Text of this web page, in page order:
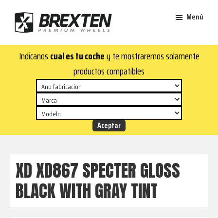
contenido
principal
de
página
Brexten
aluminio
premium
¡En
Brexten.com
encontrarás
aluminio
top!
y
estilo
para
Menú
Indicanos cual es tu cochey te mostraremos solamente
productos compatibles
XD XD867 SPECTER GLOSS
BLACK WITH GRAY TINT